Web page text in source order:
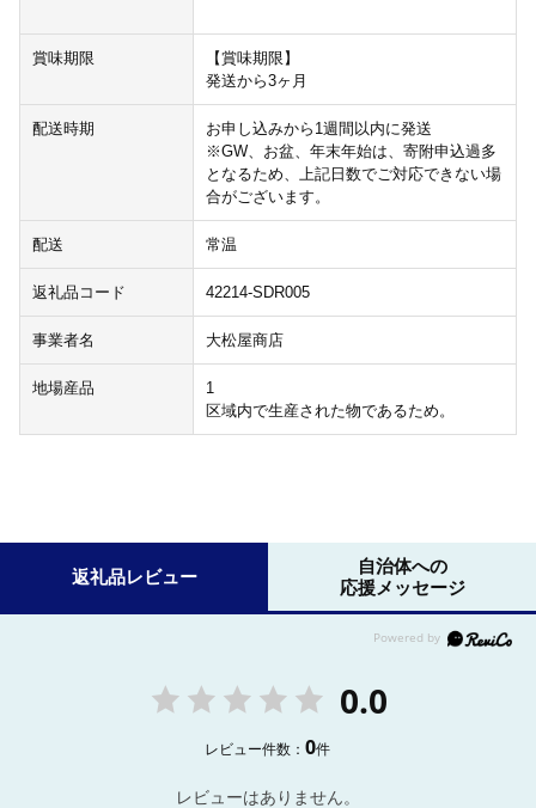
賞味期限
【賞味期限】
発送から3ヶ月
配送時期
お申し込みから1週間以内に発送
※GW、お盆、年末年始は、寄附申込過多
となるため、上記日数でご対応できない場
合がございます。
配送 常温
返礼品コード 42214-SDR005
事業者名 大松屋商店
地場産品
1
区域内で生産された物であるため。
返礼品レビュー
自治体への
応援メッセージ
0.0
レビュー件数：0件
レビューはありません。